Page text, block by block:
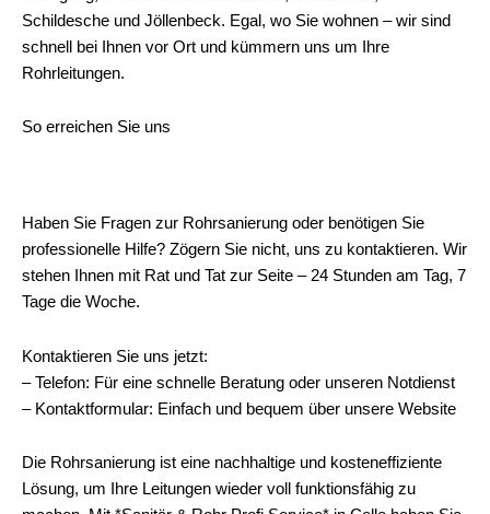
Schildesche und Jöllenbeck. Egal, wo Sie wohnen – wir sind
schnell bei Ihnen vor Ort und kümmern uns um Ihre
Rohrleitungen.
So erreichen Sie uns
Haben Sie Fragen zur Rohrsanierung oder benötigen Sie
professionelle Hilfe? Zögern Sie nicht, uns zu kontaktieren. Wir
stehen Ihnen mit Rat und Tat zur Seite – 24 Stunden am Tag, 7
Tage die Woche.
Kontaktieren Sie uns jetzt:
– Telefon: Für eine schnelle Beratung oder unseren Notdienst
– Kontaktformular: Einfach und bequem über unsere Website
Die Rohrsanierung ist eine nachhaltige und kosteneffiziente
Lösung, um Ihre Leitungen wieder voll funktionsfähig zu